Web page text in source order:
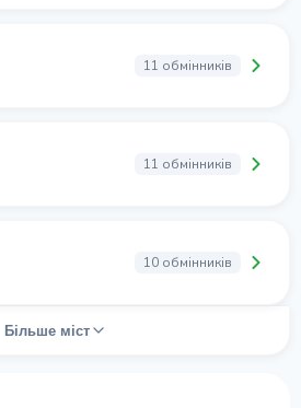
11 обмінників
11 обмінників
10 обмінників
Більше міст